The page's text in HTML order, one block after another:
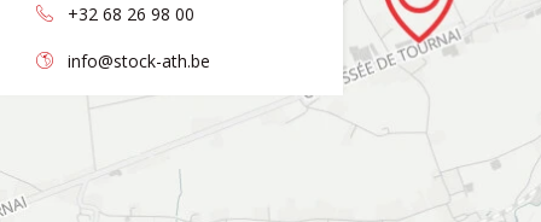
+32 68 26 98 00
info@stock-ath.be